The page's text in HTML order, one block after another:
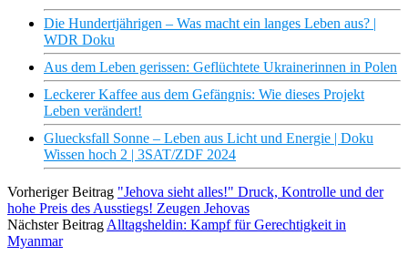
Die Hundertjährigen – Was macht ein langes Leben aus? |
WDR Doku
Aus dem Leben gerissen: Geflüchtete Ukrainerinnen in Polen
Leckerer Kaffee aus dem Gefängnis: Wie dieses Projekt
Leben verändert!
Gluecksfall Sonne – Leben aus Licht und Energie | Doku
Wissen hoch 2 | 3SAT/ZDF 2024
Vorheriger Beitrag "Jehova sieht alles!" Druck, Kontrolle und der
hohe Preis des Ausstiegs! Zeugen Jehovas
Nächster Beitrag Alltagsheldin: Kampf für Gerechtigkeit in
Myanmar